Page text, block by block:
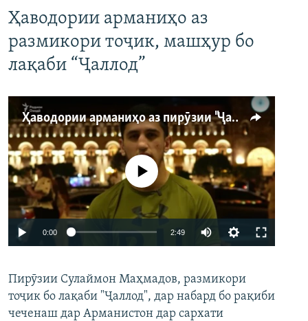
Ҳаводории арманиҳо аз
размикори тоҷик, машҳур бо
лақаби “Ҷаллод”
Ҳаводории арманиҳо аз пирӯзии "Ҷаллод"-и тоҷик
Auto 240p 360p 480p
Феълан кор намекунад
0:00 2:49
360p
480p
Пирӯзии Сулаймон Маҳмадов, размикори
тоҷик бо лақаби "Ҷаллод", дар набард бо рақиби
чеченаш дар Арманистон дар сархати